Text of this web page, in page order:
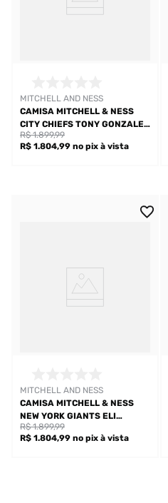
MITCHELL AND NESS
CAMISA MITCHELL & NESS
CITY CHIEFS TONY GONZALEZ
MASCULINA
R$ 1.804,99 no pix à vista
R$ 1.899,99
MITCHELL AND NESS
CAMISA MITCHELL & NESS
NEW YORK GIANTS ELI
MANNING MASCULINA
R$ 1.804,99 no pix à vista
R$ 1.899,99